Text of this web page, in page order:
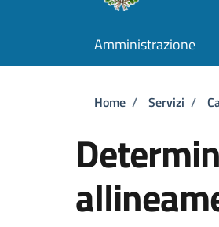
Amministrazione
Briciole
Home / Servizi /